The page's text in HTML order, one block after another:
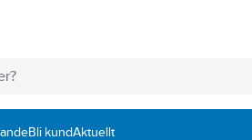
Bli kundAktuellt